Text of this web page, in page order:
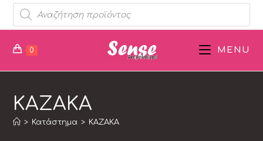
0 MENU
ΚΑΖΑΚΑ
> Κατάστημα > ΚΑΖΑΚΑ